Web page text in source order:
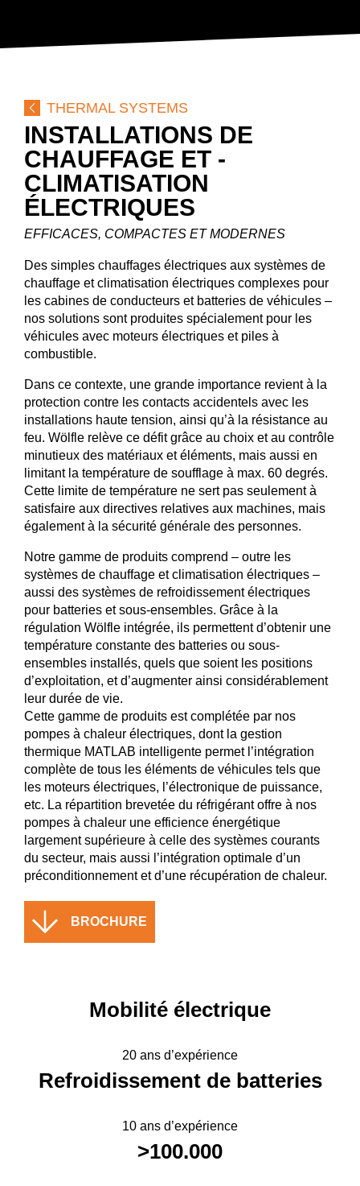
CARRIÈRE
DEENFR
THERMAL SYSTEMS
INSTALLATIONS DE
CHAUFFAGE ET ­
CLIMATISATION
ÉLECTRIQUES
EFFICACES, COMPACTES ET MODERNES
Des simples chauffages électriques aux systèmes de
chauffage et climatisation électriques complexes pour
les cabines de conducteurs et batteries de véhicules –
nos solutions sont produites spécialement pour les
véhicules avec moteurs électriques et piles à
combustible.
Dans ce contexte, une grande importance revient à la
protection contre les contacts accidentels avec les
installations haute tension, ainsi qu’à la résistance au
feu. Wölfle relève ce défit grâce au choix et au contrôle
minutieux des matériaux et éléments, mais aussi en
limitant la température de soufflage à max. 60 degrés.
Cette limite de température ne sert pas seulement à
satisfaire aux directives relatives aux machines, mais
également à la sécurité générale des personnes.
Notre gamme de produits comprend – outre les
systèmes de chauffage et climatisation électriques –
aussi des systèmes de refroidissement électriques
pour batteries et sous-ensembles. Grâce à la
régulation Wölfle intégrée, ils permettent d’obtenir une
température constante des batteries ou sous-
ensembles installés, quels que soient les positions
d’exploitation, et d’augmenter ainsi considérablement
leur durée de vie.
Cette gamme de produits est complétée par nos
pompes à chaleur électriques, dont la gestion
thermique MATLAB intelligente permet l’intégration
complète de tous les éléments de véhicules tels que
les moteurs électriques, l’électronique de puissance,
etc. La répartition brevetée du réfrigérant offre à nos
pompes à chaleur une efficience énergétique
largement supérieure à celle des systèmes courants
du secteur, mais aussi l’intégration optimale d’un
préconditionnement et d’une récupération de chaleur.
BROCHURE
Mobilité électrique
20 ans d’expérience
Refroidissement de batteries
10 ans d’expérience
>100.000